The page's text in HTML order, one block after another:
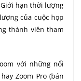
hạn thời lượng
của cuộc họp
thành viên tham
với những nổi
Zoom Pro (bản